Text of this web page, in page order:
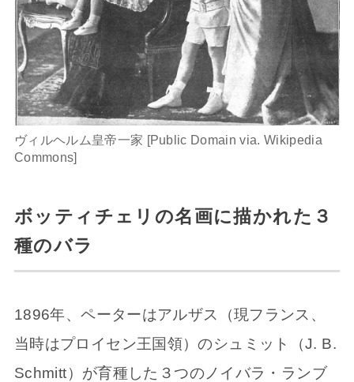
ヴィルヘルム皇帝一家 [Public Domain via. Wikipedia
Commons]
ボッティチェリの名画に描かれた３
種のバラ
1896年、ペーターはアルザス（現フランス、
当時はプロイセン王国領）のシュミット（J. B.
Schmitt）が育種した３つのノイバラ・ランブ